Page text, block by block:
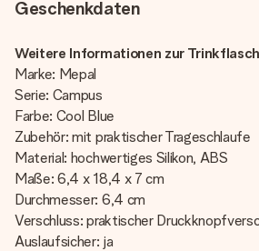
Geschenkdaten
Weitere Informationen zur
Marke: Mepal
Serie: Campus
Farbe: Cool Blue
Zubehör: mit praktischer Trageschlaufe
Material: hochwertiges Silikon, ABS
Maße: 6,4 x 18,4 x 7 cm
Durchmesser: 6,4 cm
Verschluss: praktischer
Auslaufsicher: ja